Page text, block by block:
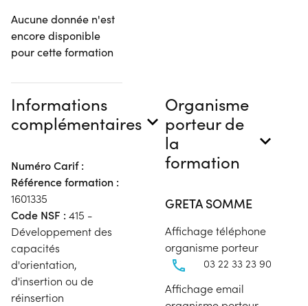
Aucune donnée n'est
encore disponible
pour cette formation
Informations
complémentaires
Numéro Carif :
Référence formation :
1601335
Code NSF : 415 -
Développement des
capacités
d'orientation,
d'insertion ou de
réinsertion
Organisme
porteur de
la
formation
GRETA SOMME
Affichage téléphone
organisme porteur
03 22 33 23 90
Affichage email